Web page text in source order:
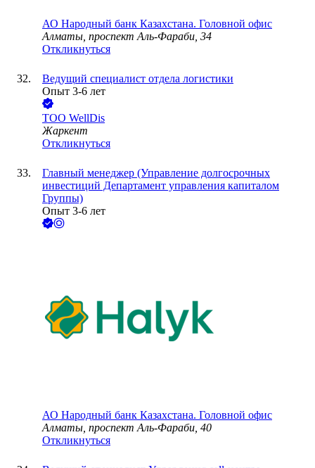
АО Народный банк Казахстана. Головной офис
Алматы, проспект Аль-Фараби, 34
Откликнуться
Ведущий специалист отдела логистики
Опыт 3-6 лет
ТОО WellDis
Жаркент
Откликнуться
Главный менеджер (Управление долгосрочных
инвестиций Департамент управления капиталом
Группы)
Опыт 3-6 лет
АО Народный банк Казахстана. Головной офис
Алматы, проспект Аль-Фараби, 40
Откликнуться